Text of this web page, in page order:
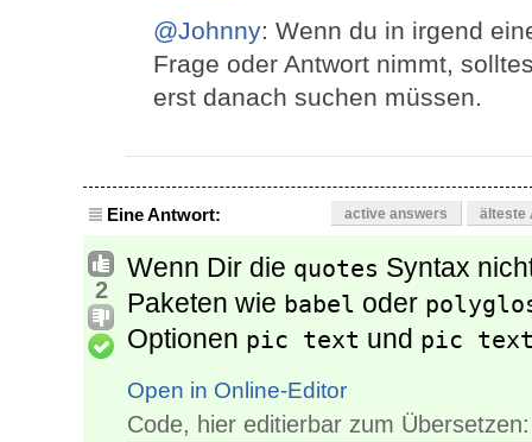
@Johnny: Wenn du in irgend
Frage oder Antwort nimmt,
erst danach suchen müssen.
Eine Antwort: active answers älteste
2
Wenn Dir die quotes Syntax
Paketen wie babel oder
Optionen pic text und pic
Open in Online-Editor
Code, hier editierbar zum Übersetzen: